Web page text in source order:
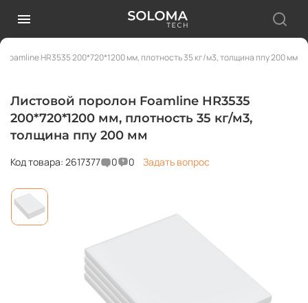
Foamline HR3535 200*720*1200 мм, плотность 35 кг/м3, толщина ппу 200 мм
Листовой поролон Foamline HR3535
200*720*1200 мм, плотность 35 кг/м3,
толщина ппу 200 мм
Код товара: 2617377 0 0 Задать вопрос